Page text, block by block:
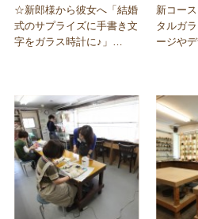
☆新郎様から彼女へ「結婚
式のサプライズに手書き文
字をガラス時計に♪」
新コー
タルガ
ージや